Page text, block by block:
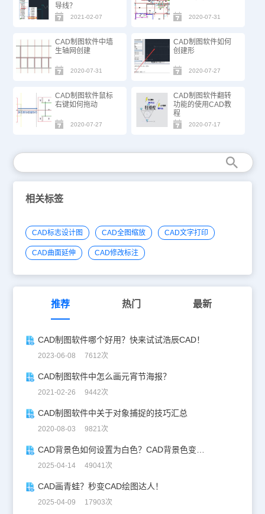
导线？
2021-02-07 2020-07-31
CAD制图软件中墙
生轴网创建
2020-07-31
CAD制图软件如何
创建形
2020-07-27
CAD制图软件鼠标
右键如何拖动
2020-07-27
CAD制图软件翻转
功能的使用CAD教
程
2020-07-17
相关标签
CAD标志设计图 CAD全图缩放 CAD文字打印
CAD曲面延伸 CAD修改标注
推荐 热门 最新
CAD制图软件哪个好用？快来试试浩辰CAD！
2023-06-08 7612次
CAD制图软件中怎么画元宵节海报？
2021-02-26 9442次
CAD制图软件中关于对象捕捉的技巧汇总
2020-08-03 9821次
CAD背景色如何设置为白色？CAD背景色变白实操指南
2025-04-14 49041次
CAD画青蛙？秒变CAD绘图达人！
2025-04-09 17903次